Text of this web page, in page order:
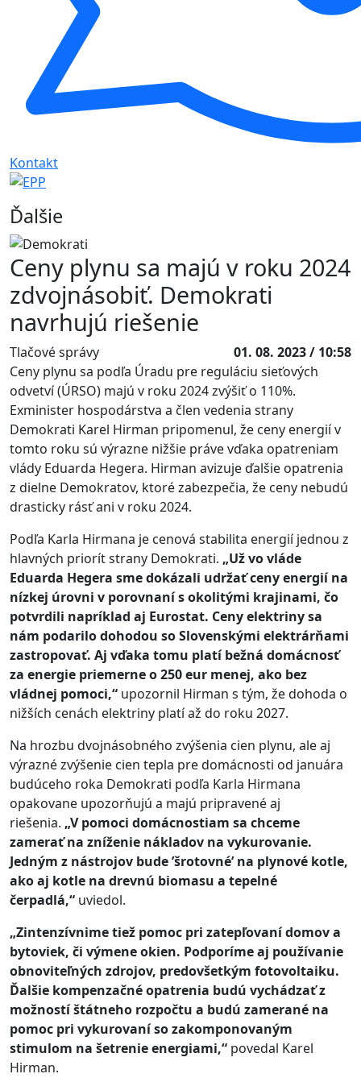
Kontakt
Ďalšie
Ceny plynu sa majú v roku 2024
zdvojnásobiť. Demokrati
navrhujú riešenie
Tlačové správy
01. 08. 2023 / 10:58
Ceny plynu sa podľa Úradu pre reguláciu sieťových
odvetví (ÚRSO) majú v roku 2024 zvýšiť o 110%.
Exminister hospodárstva a člen vedenia strany
Demokrati Karel Hirman pripomenul, že ceny energií v
tomto roku sú výrazne nižšie práve vďaka opatreniam
vlády Eduarda Hegera. Hirman avizuje ďalšie opatrenia
z dielne Demokratov, ktoré zabezpečia, že ceny nebudú
drasticky rásť ani v roku 2024.
Podľa Karla Hirmana je cenová stabilita energií jednou z
hlavných priorít strany Demokrati. „Už vo vláde
Eduarda Hegera sme dokázali udržať ceny energií na
nízkej úrovni v porovnaní s okolitými krajinami, čo
potvrdili napríklad aj Eurostat. Ceny elektriny sa
nám podarilo dohodou so Slovenskými elektrárňami
zastropovať. Aj vďaka tomu platí bežná domácnosť
za energie priemerne o 250 eur menej, ako bez
vládnej pomoci,“ upozornil Hirman s tým, že dohoda o
nižších cenách elektriny platí až do roku 2027.
Na hrozbu dvojnásobného zvýšenia cien plynu, ale aj
výrazné zvýšenie cien tepla pre domácnosti od januára
budúceho roka Demokrati podľa Karla Hirmana
opakovane upozorňujú a majú pripravené aj
riešenia. „V pomoci domácnostiam sa chceme
zamerať na zníženie nákladov na vykurovanie.
Jedným z nástrojov bude ’šrotovné’ na plynové kotle,
ako aj kotle na drevnú biomasu a tepelné
čerpadlá,“ uviedol.
„Zintenzívnime tiež pomoc pri zatepľovaní domov a
bytoviek, či výmene okien. Podporíme aj používanie
obnoviteľných zdrojov, predovšetkým fotovoltaiku.
Ďalšie kompenzačné opatrenia budú vychádzať z
možností štátneho rozpočtu a budú zamerané na
pomoc pri vykurovaní so zakomponovaným
stimulom na šetrenie energiami,“ povedal Karel
Hirman.